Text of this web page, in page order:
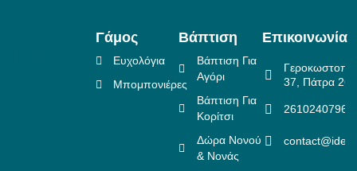
Γάμος
Ευχολόγια
Μπομπονιέρες
Βάπτιση
Βάπτιση Για
Αγόρι
Βάπτιση Για
Κορίτσι
Δώρα Νονού
& Νονάς
Επικοινωνία
37, Πάτρα
2610240796